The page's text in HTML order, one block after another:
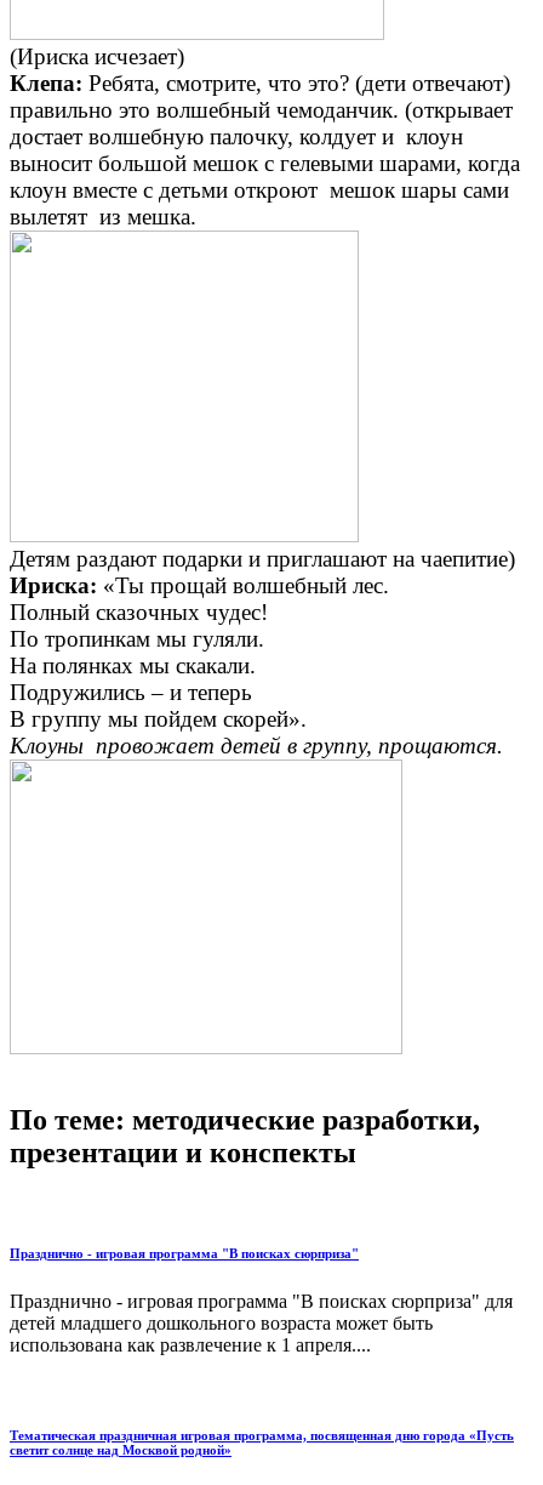
(Ириска исчезает)
Клепа: Ребята, смотрите, что это? (дети отвечают)
правильно это волшебный чемоданчик. (открывает
достает волшебную палочку, колдует и клоун
выносит большой мешок с гелевыми шарами, когда
клоун вместе с детьми откроют мешок шары сами
вылетят из мешка.
Детям раздают подарки и приглашают на чаепитие)
Ириска: «Ты прощай волшебный лес.
Полный сказочных чудес!
По тропинкам мы гуляли.
На полянках мы скакали.
Подружились – и теперь
В группу мы пойдем скорей».
Клоуны провожает детей в группу, прощаются.
По теме: методические разработки,
презентации и конспекты
Празднично - игровая программа "В поисках сюрприза"
Празднично - игровая программа "В поисках сюрприза" для
детей младшего дошкольного возраста может быть
использована как развлечение к 1 апреля....
Тематическая праздничная игровая программа, посвященная дню города «Пусть
светит солнце над Москвой родной»